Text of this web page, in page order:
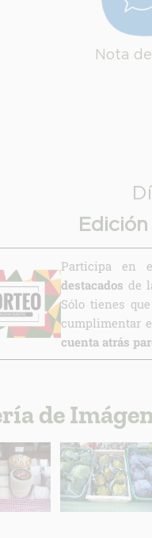
Nota
Participa en
destacados de
Sólo tienes
cumplimentar
cuenta atrás
de